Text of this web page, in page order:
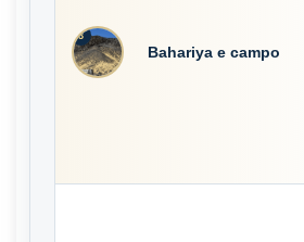
8
Bahariya e campo